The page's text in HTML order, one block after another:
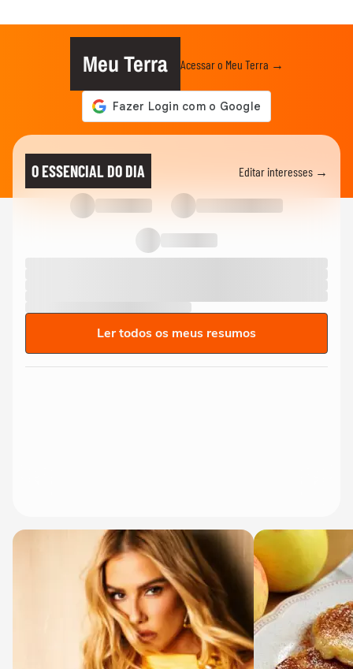
Meu Terra Acessar o Meu Terra →
O ESSENCIAL DO DIA Editar interesses →
Ler todos os meus resumos